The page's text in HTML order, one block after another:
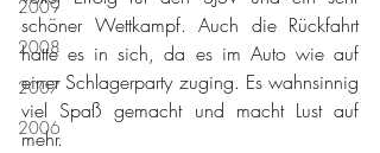
2009
2008
2007
2006
schöner Wettkampf. Auch die Rückfahrt
hatte es in sich, da es im Auto wie auf
einer Schlagerparty zuging. Es wahnsinnig
viel Spaß gemacht und macht Lust auf
mehr.